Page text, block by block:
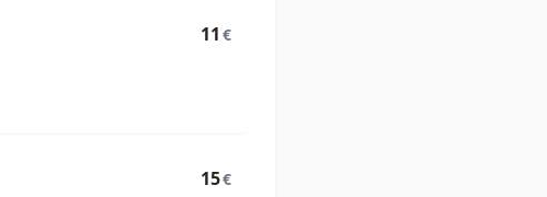
11 €
15€